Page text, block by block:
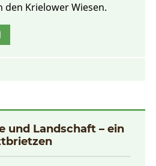
Krielower Wiesen.
und Landschaft – ein